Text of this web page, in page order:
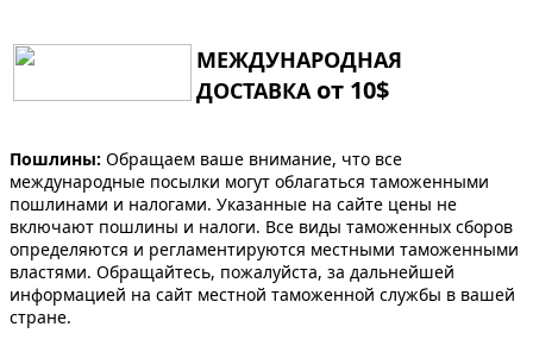
МЕЖДУНАРОДНАЯ
ДОСТАВКА от 10$
Пошлины: Обращаем ваше внимание, что все
международные посылки могут облагаться таможенными
пошлинами и налогами. Указанные на сайте цены не
включают пошлины и налоги. Все виды таможенных сборов
определяются и регламентируются местными таможенными
властями. Обращайтесь, пожалуйста, за дальнейшей
информацией на сайт местной таможенной службы в вашей
стране.